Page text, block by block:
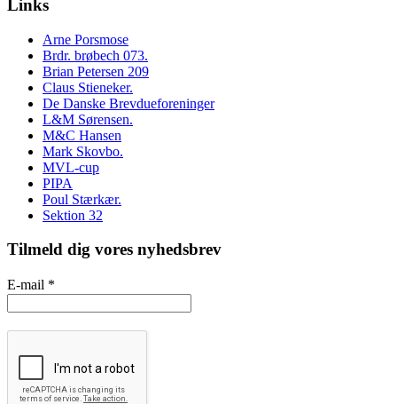
Links
Arne Porsmose
Brdr. brøbech 073.
Brian Petersen 209
Claus Stieneker.
De Danske Brevdueforeninger
L&M Sørensen.
M&C Hansen
Mark Skovbo.
MVL-cup
PIPA
Poul Stærkær.
Sektion 32
Tilmeld dig vores nyhedsbrev
E-mail *